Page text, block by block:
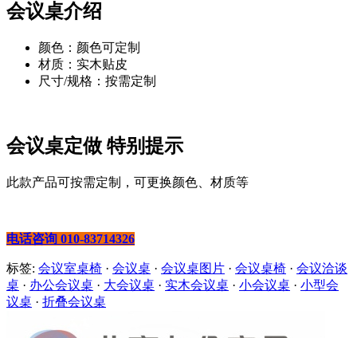
会议桌介绍
颜色：颜色可定制
材质：实木贴皮
尺寸/规格：按需定制
会议桌定做 特别提示
此款产品可按需定制，可更换颜色、材质等
电话咨询 010-83714326
标签: 会议室桌椅 · 会议桌 · 会议桌图片 · 会议桌椅 · 会议洽谈
桌 · 办公会议桌 · 大会议桌 · 实木会议桌 · 小会议桌 · 小型会
议桌 · 折叠会议桌